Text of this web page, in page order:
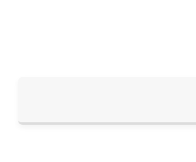
أعداد جريدة سبا